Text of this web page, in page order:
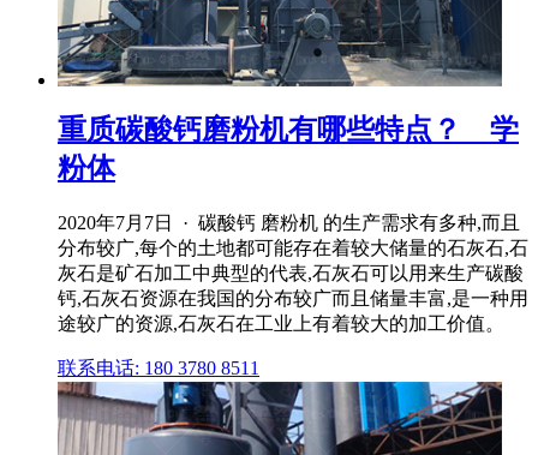
重质碳酸钙磨粉机有哪些特点？ _ 学
粉体
2020年7月7日 · 碳酸钙 磨粉机 的生产需求有多种,而且
分布较广,每个的土地都可能存在着较大储量的石灰石,石
灰石是矿石加工中典型的代表,石灰石可以用来生产碳酸
钙,石灰石资源在我国的分布较广而且储量丰富,是一种用
途较广的资源,石灰石在工业上有着较大的加工价值。
联系电话: 180 3780 8511